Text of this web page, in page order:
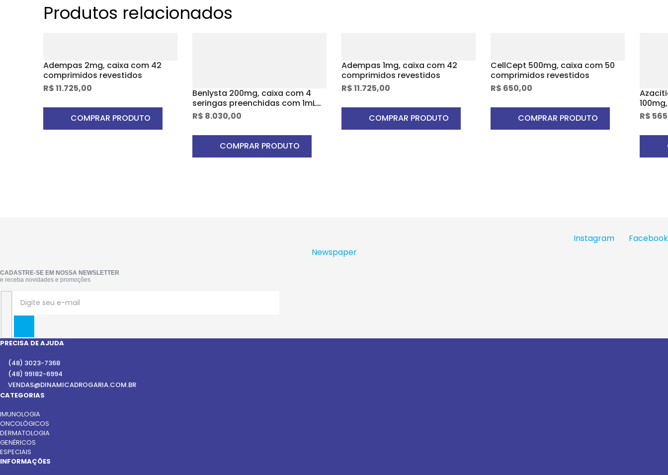
Produtos relacionados
Adempas 2mg, caixa com 42
comprimidos revestidos
R$11.725,00
COMPRAR PRODUTO
Benlysta 200mg, caixa com 4
seringas preenchidas com 1mL
de solução de uso subcutâneo +
caneta aplicadora
R$ 8.030,00
COMPRAR PRODUTO
Adempas 1mg, caixa com 42
comprimidos revestidos
R$11.725,00
COMPRAR PRODUTO
CellCept 500mg, caixa com 50
comprimidos revestidos
R$ 650,00
COMPRAR PRODUTO
pó
R$
Instagram
Facebook
Newspaper
CADASTRE-SE EM NOSSA NEWSLETTER
e receba novidades e promoções
PRECISA DE AJUDA
(48) 3023-7368
(48) 99182-6994
VENDAS@DINAMICADROGARIA.COM.BR
CATEGORIAS
IMUNOLOGIA
ONCOLÓGICOS
DERMATOLOGIA
GENÉRICOS
ESPECIAIS
INFORMAÇÕES